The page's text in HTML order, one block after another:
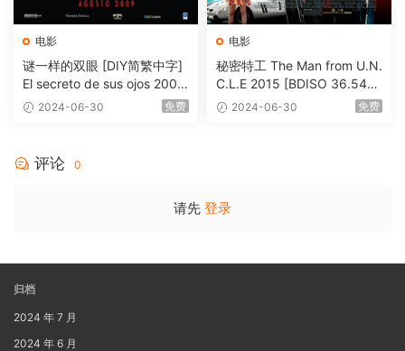
电影
谜一样的双眼 [DIY简繁中字]
El secreto de sus ojos 2009
1080p Blu-ray AVC DTS-HD
2024-06-30 免费
电影
秘密特工 The Man from U.N.
C.L.E 2015 [BDISO 36.54G
B] 2024-06-30 免费
评论 0
请先 登录
归档
2024 年 7 月
2024 年 6 月